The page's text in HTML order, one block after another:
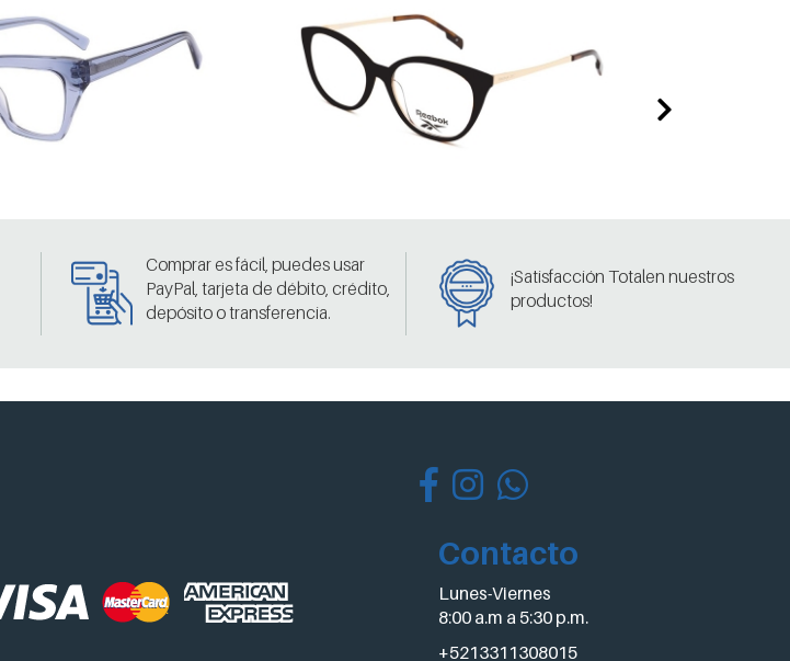
Comprar es fácil, puedes usar
PayPal, tarjeta de débito, crédito,
depósito o transferencia.
¡Satisfacción Totalen nuestros
productos!
Contacto
Lunes-Viernes
8:00 a.m a 5:30 p.m.
+5213311308015